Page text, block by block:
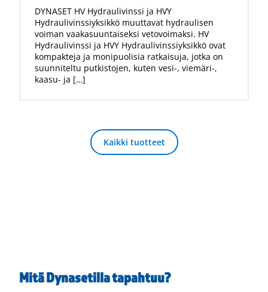
DYNASET HV Hydraulivinssi ja HVY
Hydraulivinssiyksikkö muuttavat hydraulisen
voiman vaakasuuntaiseksi vetovoimaksi. HV
Hydraulivinssi ja HVY Hydraulivinssiyksikkö ovat
kompakteja ja monipuolisia ratkaisuja, jotka on
suunniteltu putkistojen, kuten vesi-, viemäri-,
kaasu- ja […]
Kaikki tuotteet
Mitä Dynasetilla tapahtuu?